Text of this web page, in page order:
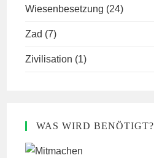
Wiesenbesetzung (24)
Zad (7)
Zivilisation (1)
WAS WIRD BENÖTIGT?